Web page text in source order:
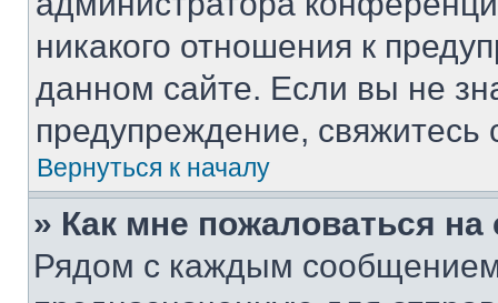
никакого отношения к
данном сайте. Если вы не
предупреждение,
Вернуться к началу
» Как мне пожаловаться
Рядом с каждым сообщением